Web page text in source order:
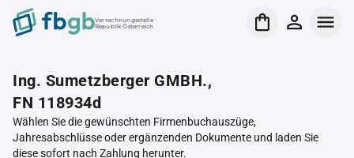
Verrechnungsstelle
Republik Österreich
Ing. Sumetzberger GMBH.,
FN 118934d
Wählen Sie die gewünschten Firmenbuchauszüge,
Jahresabschlüsse oder ergänzenden Dokumente und laden Sie
diese sofort nach Zahlung herunter.